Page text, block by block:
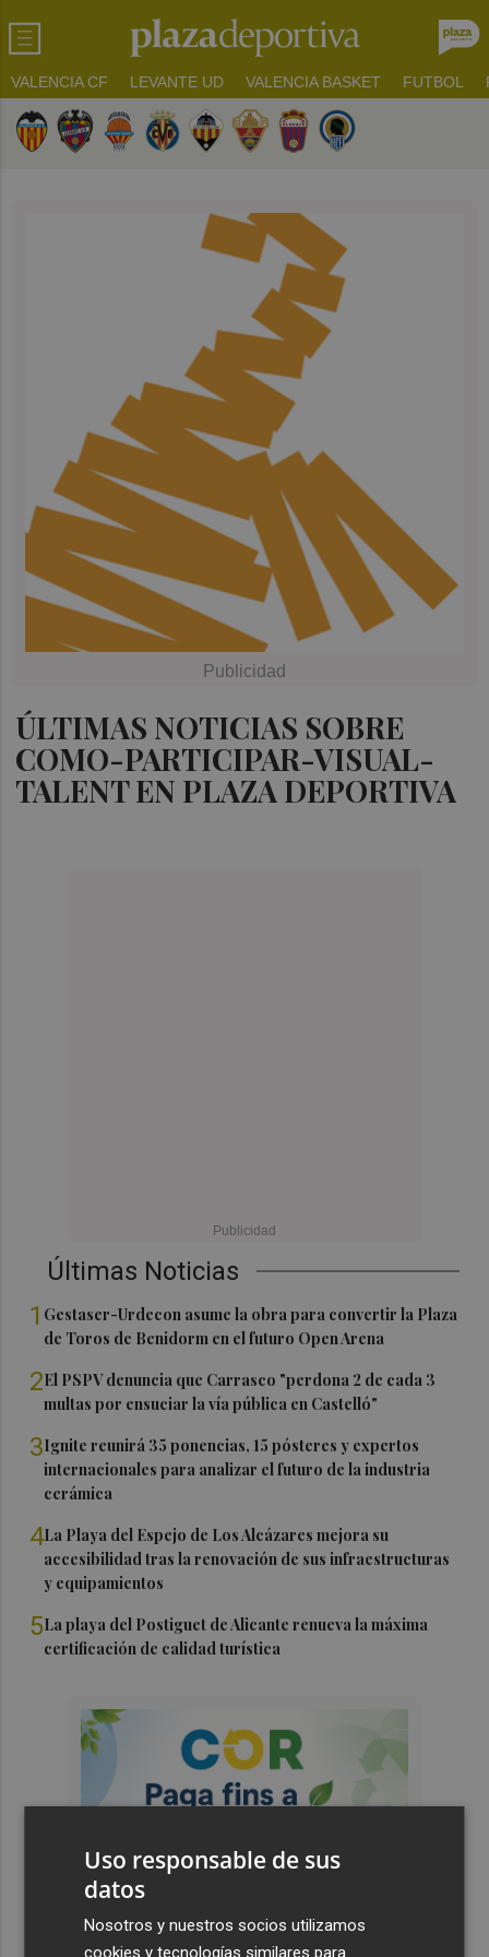
VALENCIA CF LEVANTE UD VALENCIA BASKET FUTBOL
ÚLTIMAS NOTICIAS SOBRE
COMO-PARTICIPAR-VISUAL-
TALENT EN PLAZA DEPORTIVA
Últimas Noticias
1 Gestaser-Urdecon asume la obra para convertir la Plaza
de Toros de Benidorm en el futuro Open Arena
2El PSPV denuncia que Carrasco "perdona 2 de cada 3
multas por ensuciar la vía pública en Castelló"
3Ignite reunirá 35 ponencias, 15 pósteres y expertos
internacionales para analizar el futuro de la industria
cerámica
4La Playa del Espejo de Los Alcázares mejora su
accesibilidad tras la renovación de sus infraestructuras
y equipamientos
5La playa del Postiguet de Alicante renueva la máxima
certificación de calidad turística
Uso responsable de sus
datos
Nosotros y nuestros socios utilizamos
cookies y tecnologías similares para